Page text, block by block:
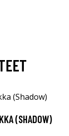
(SHADOW)